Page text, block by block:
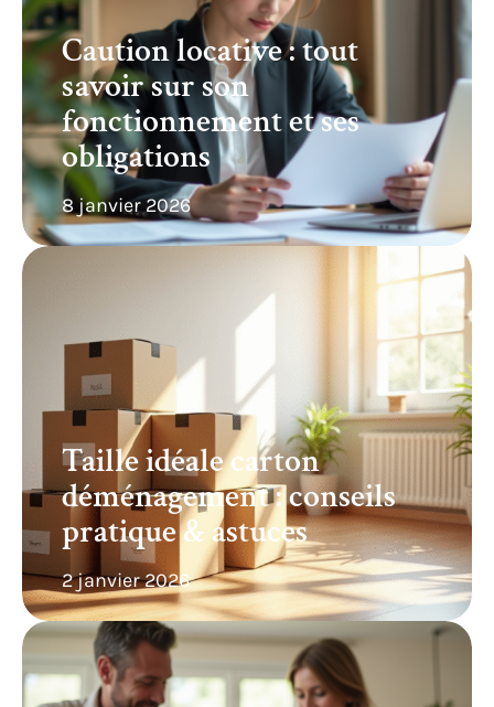
Caution locative : tout
savoir sur son
fonctionnement et ses
obligations
8 janvier 2026
Taille idéale carton
déménagement : conseils
pratique & astuces
2 janvier 2026